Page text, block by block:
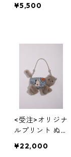
¥5,500
<受注>オリジナ
ルプリント ぬ
ダーバッグ( N
¥22,000